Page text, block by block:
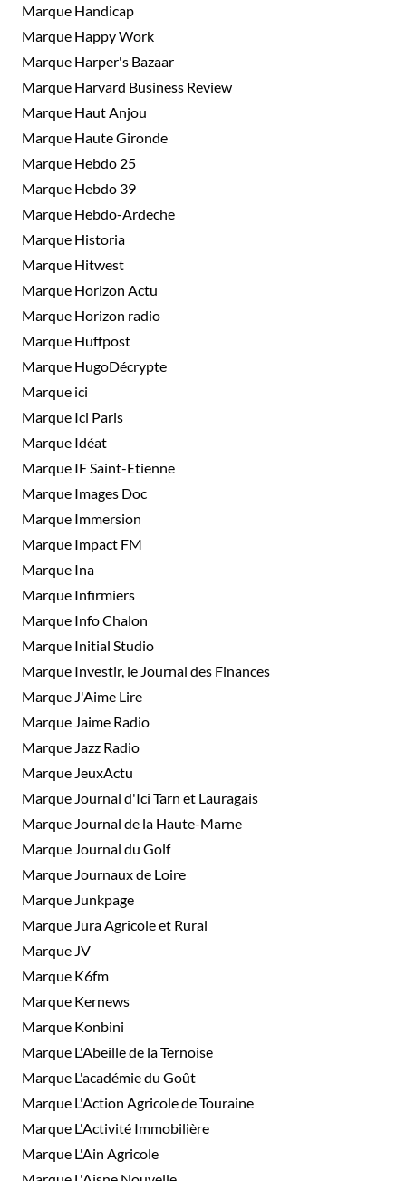
Marque Handicap
Marque Happy Work
Marque Harper's Bazaar
Marque Harvard Business Review
Marque Haut Anjou
Marque Haute Gironde
Marque Hebdo 25
Marque Hebdo 39
Marque Hebdo-Ardeche
Marque Historia
Marque Hitwest
Marque Horizon Actu
Marque Horizon radio
Marque Huffpost
Marque HugoDécrypte
Marque ici
Marque Ici Paris
Marque Idéat
Marque IF Saint-Etienne
Marque Images Doc
Marque Immersion
Marque Impact FM
Marque Ina
Marque Infirmiers
Marque Info Chalon
Marque Initial Studio
Marque Investir, le Journal des Finances
Marque J'Aime Lire
Marque Jaime Radio
Marque Jazz Radio
Marque JeuxActu
Marque Journal d'Ici Tarn et Lauragais
Marque Journal de la Haute-Marne
Marque Journal du Golf
Marque Journaux de Loire
Marque Junkpage
Marque Jura Agricole et Rural
Marque JV
Marque K6fm
Marque Kernews
Marque Konbini
Marque L'Abeille de la Ternoise
Marque L'académie du Goût
Marque L'Action Agricole de Touraine
Marque L'Activité Immobilière
Marque L'Ain Agricole